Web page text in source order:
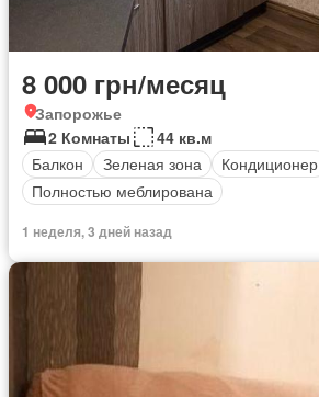
8 000 грн/месяц
Запорожье
2 Комнаты
44 кв.м
Балкон
Зеленая зона Кондиционер
Полностью меблирована
1 неделя, 3 дней назад